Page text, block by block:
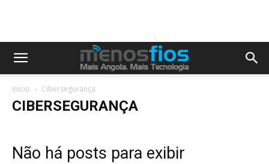
Início Cibersegurança
CIBERSEGURANÇA
Não há posts para exibir